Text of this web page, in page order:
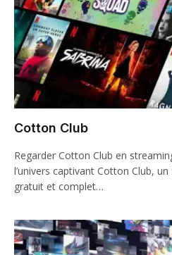
Cotton Club
Regarder Cotton Club en
l’univers captivant Cotton Club,
gratuit et complet…